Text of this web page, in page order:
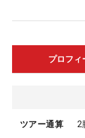
プロフィ
ツアー通算 2